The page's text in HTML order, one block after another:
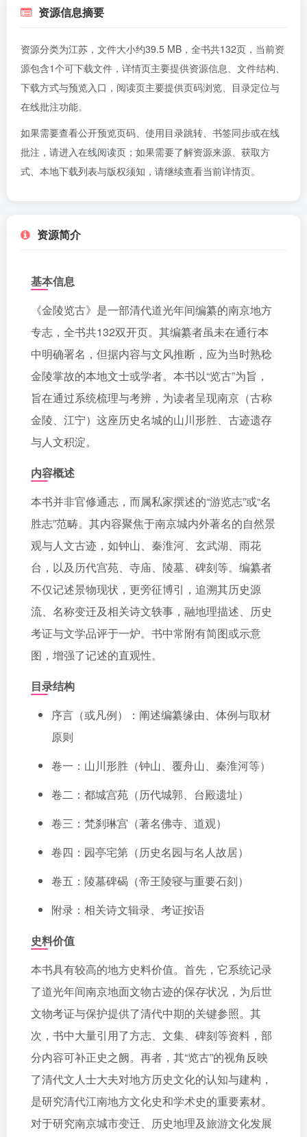
资源信息摘要
资源分类为江苏，文件大小约39.5 MB，全书共132页，当前资
源包含1个可下载文件，详情页主要提供资源信息、文件结构、
下载方式与预览入口，阅读页主要提供页码浏览、目录定位与
在线批注功能。
如果需要查看公开预览页码、使用目录跳转、书签同步或在线
批注，请进入在线阅读页 ；如果需要了解资源来源、获取方
式、本地下载列表与版权须知，请继续查看当前详情页。
资源简介
基本信息
《金陵览古》是一部清代道光年间编纂的南京地方
专志，全书共132双开页。其编纂者虽未在通行本
中明确署名，但据内容与文风推断，应为当时熟稔
金陵掌故的本地文士或学者。本书以“览古”为旨，
旨在通过系统梳理与考辨，为读者呈现南京（古称
金陵、江宁）这座历史名城的山川形胜、古迹遗存
与人文积淀。
内容概述
本书并非官修通志，而属私家撰述的“游览志”或“名
胜志”范畴。其内容聚焦于南京城内外著名的自然景
观与人文古迹，如钟山、秦淮河、玄武湖、雨花
台，以及历代宫苑、寺庙、陵墓、碑刻等。编纂者
不仅记述景物现状，更旁征博引，追溯其历史源
流、名称变迁及相关诗文轶事，融地理描述、历史
考证与文学品评于一炉。书中常附有简图或示意
图，增强了记述的直观性。
目录结构
序言（或凡例）：阐述编纂缘由、体例与取材
原则
卷一：山川形胜（钟山、覆舟山、秦淮河等）
卷二：都城宫苑（历代城郭、台殿遗址）
卷三：梵刹琳宫（著名佛寺、道观）
卷四：园亭宅第（历史名园与名人故居）
卷五：陵墓碑碣（帝王陵寝与重要石刻）
附录：相关诗文辑录、考证按语
史料价值
本书具有较高的地方史料价值。首先，它系统记录
了道光年间南京地面文物古迹的保存状况，为后世
文物考证与保护提供了清代中期的关键参照。其
次，书中大量引用了方志、文集、碑刻等资料，部
分内容可补正史之阙。再者，其“览古”的视角反映
了清代文人士大夫对地方历史文化的认知与建构，
是研究清代江南地方文化史和学术史的重要素材。
对于研究南京城市变迁、历史地理及旅游文化发展